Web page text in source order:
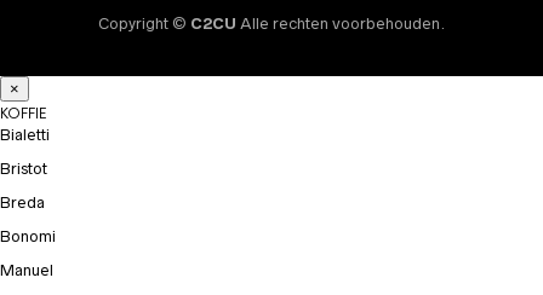
Copyright © C2CU Alle rechten voorbehouden.
×
KOFFIE
Bialetti
Bristot
Breda
Bonomi
Manuel